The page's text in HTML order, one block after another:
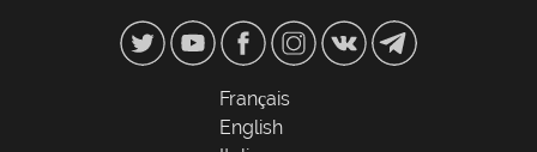
Français
English